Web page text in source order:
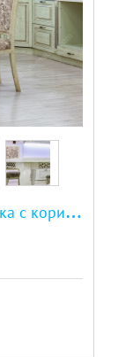
К
ухонный стол Лотос (фисташка с коричневой патиной)